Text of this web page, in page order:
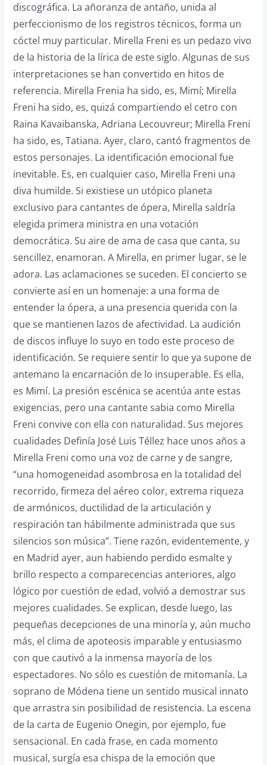
discográfica. La añoranza de antaño, unida al
perfeccionismo de los registros técnicos, forma un
cóctel muy particular. Mirella Freni es un pedazo vivo
de la historia de la lírica de este siglo. Algunas de sus
interpretaciones se han convertido en hitos de
referencia. Mirella Frenia ha sido, es, Mimí; Mirella
Freni ha sido, es, quizá compartiendo el cetro con
Raina Kavaibanska, Adriana Lecouvreur; Mirella Freni
ha sido, es, Tatiana. Ayer, claro, cantó fragmentos de
estos personajes. La identificación emocional fue
inevitable. Es, en cualquier caso, Mirella Freni una
diva humilde. Si existiese un utópico planeta
exclusivo para cantantes de ópera, Mirella saldría
elegida primera ministra en una votación
democrática. Su aire de ama de casa que canta, su
sencillez, enamoran. A Mirella, en primer lugar, se le
adora. Las aclamaciones se suceden. El concierto se
convierte así en un homenaje: a una forma de
entender la ópera, a una presencia querida con la
que se mantienen lazos de afectividad. La audición
de discos influye lo suyo en todo este proceso de
identificación. Se requiere sentir lo que ya supone de
antemano la encarnación de lo insuperable. Es ella,
es Mimí. La presión escénica se acentúa ante estas
exigencias, pero una cantante sabia como Mirella
Freni convive con ella con naturalidad. Sus mejores
cualidades Definía José Luis Téllez hace unos años a
Mirella Freni como una voz de carne y de sangre,
“una homogeneidad asombrosa en la totalidad del
recorrido, firmeza del aéreo color, extrema riqueza
de armónicos, ductilidad de la articulación y
respiración tan hábilmente administrada que sus
silencios son música”. Tiene razón, evidentemente, y
en Madrid ayer, aun habiendo perdido esmalte y
brillo respecto a comparecencias anteriores, algo
lógico por cuestión de edad, volvió a demostrar sus
mejores cualidades. Se explican, desde luego, las
pequeñas decepciones de una minoría y, aún mucho
más, el clima de apoteosis imparable y entusiasmo
con que cautivó a la inmensa mayoría de los
espectadores. No sólo es cuestión de mitomanía. La
soprano de Módena tiene un sentido musical innato
que arrastra sin posibilidad de resistencia. La escena
de la carta de Eugenio Onegin, por ejemplo, fue
sensacional. En cada frase, en cada momento
musical, surgía esa chispa de la emoción que